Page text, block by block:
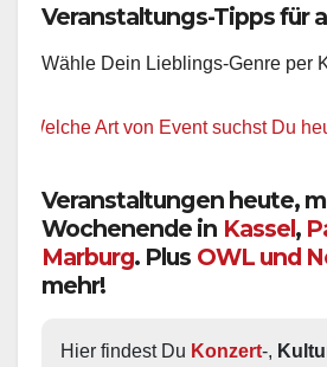
Veranstaltungs-Tipps für
Wähle Dein Lieblings-Genre per
Art von Event suchst Du heute?
Veranstaltungen heute,
Wochenende in Kassel,
Marburg. Plus OWL und
mehr!
Hier findest Du Konzert-,